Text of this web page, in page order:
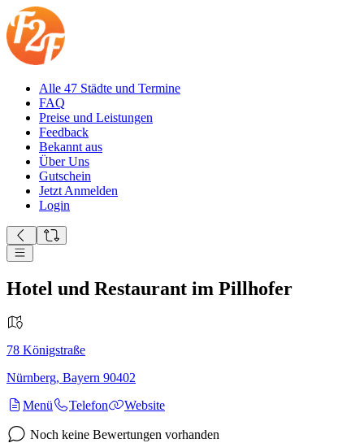
Alle 47 Städte und Termine
FAQ
Preise und Leistungen
Feedback
Bekannt aus
Über Uns
Gutschein
Jetzt Anmelden
Login
Hotel und Restaurant im Pillhofer
78 Königstraße
Nürnberg, Bayern 90402
Menü
Telefon Website
Noch keine Bewertungen vorhanden